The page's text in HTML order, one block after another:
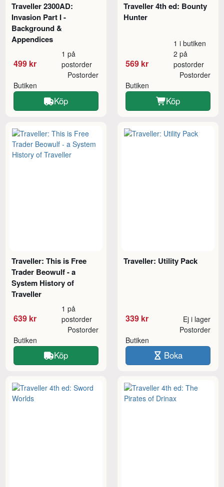
Traveller 2300AD:
Invasion Part I -
Background &
Appendices
499 kr
1 på
postorder
Butiken
Postorder
Köp
Traveller 4th ed: Bounty
Hunter
569 kr
1 i butiken
2 på
postorder
Butiken
Postorder
Köp
Traveller: This is Free
Trader Beowulf - a
System History of
Traveller
639 kr
1 på
postorder
Butiken
Postorder
Köp
Traveller: Utility Pack
339 kr Ej i lager
Butiken
Postorder
Boka